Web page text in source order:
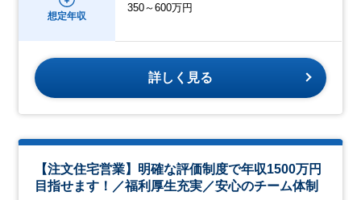
想定年収
350～600万円
詳しく見る
【注文住宅営業】明確な評価制度で年収1500万円
目指せます！／福利厚生充実／安心のチーム体制